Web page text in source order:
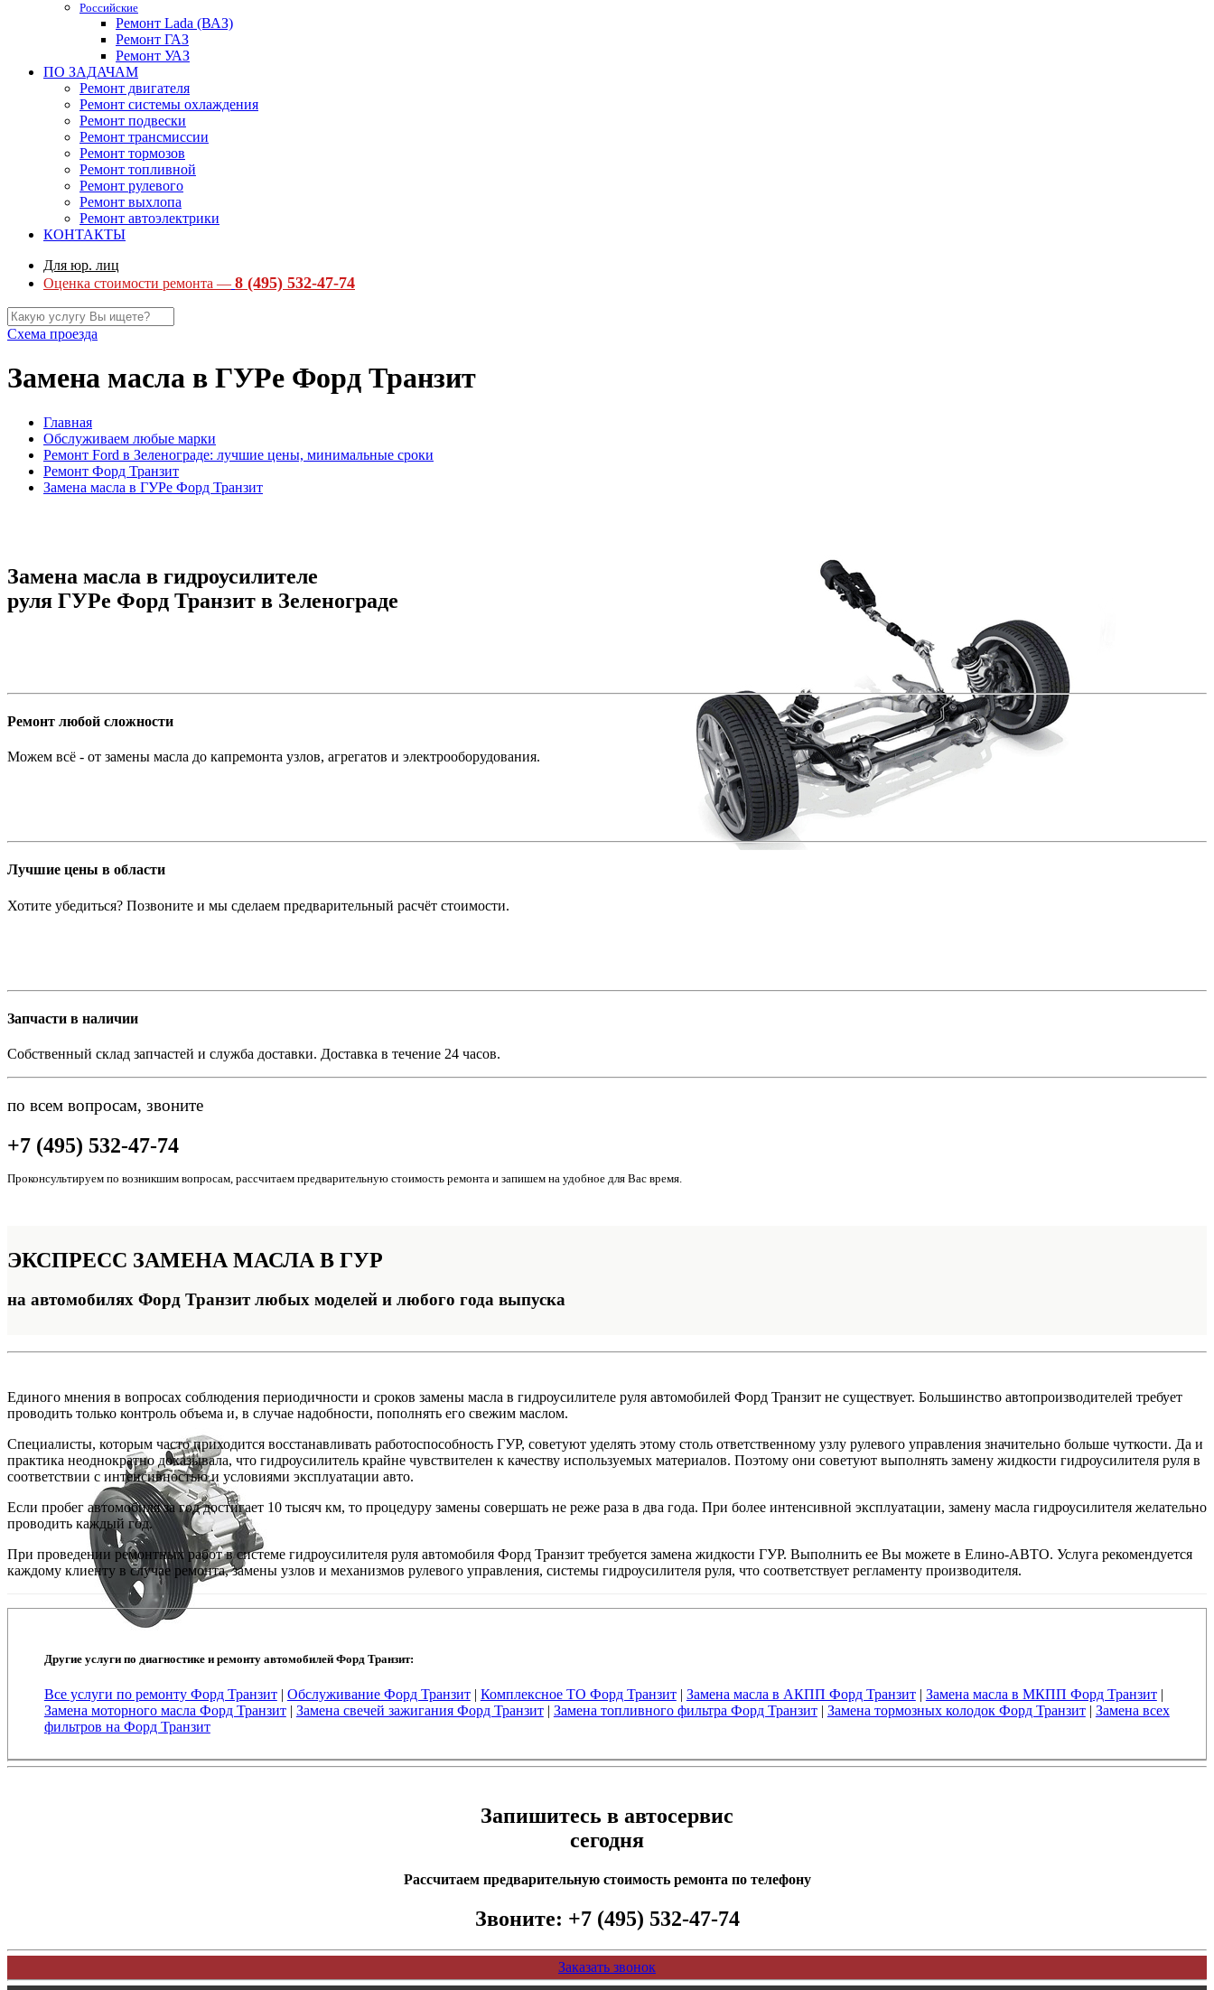
Российские
Ремонт Lada (ВАЗ)
Ремонт ГАЗ
Ремонт УАЗ
ПО ЗАДАЧАМ
Ремонт двигателя
Ремонт системы охлаждения
Ремонт подвески
Ремонт трансмиссии
Ремонт тормозов
Ремонт топливной
Ремонт рулевого
Ремонт выхлопа
Ремонт автоэлектрики
КОНТАКТЫ
Для юр. лиц
Оценка стоимости ремонта — 8 (495) 532-47-74
Схема проезда
Замена масла в ГУРе Форд Транзит
Главная
Обслуживаем любые марки
Ремонт Ford в Зеленограде: лучшие цены, минимальные сроки
Ремонт Форд Транзит
Замена масла в ГУРе Форд Транзит
Замена масла в гидроусилителе
руля ГУРе Форд Транзит в Зеленограде
Ремонт любой сложности
Можем всё - от замены масла до капремонта узлов, агрегатов и электрооборудования.
Лучшие цены в области
Хотите убедиться? Позвоните и мы сделаем предварительный расчёт стоимости.
Запчасти в наличии
Собственный склад запчастей и служба доставки. Доставка в течение 24 часов.
по всем вопросам, звоните
+7 (495) 532-47-74
Проконсультируем по возникшим вопросам, рассчитаем предварительную стоимость ремонта и запишем на удобное для Вас время.
ЭКСПРЕСС ЗАМЕНА МАСЛА В ГУР
на автомобилях Форд Транзит любых моделей и любого года выпуска
Единого мнения в вопросах соблюдения периодичности и сроков замены масла в гидроусилителе руля автомобилей Форд Транзит не существует. Большинство автопроизводителей требует
проводить только контроль объема и, в случае надобности, пополнять его свежим маслом.
Специалисты, которым часто приходится восстанавливать работоспособность ГУР, советуют уделять этому столь ответственному узлу рулевого управления значительно больше чуткости. Да и
практика неоднократно доказывала, что гидроусилитель крайне чувствителен к качеству используемых материалов. Поэтому они советуют выполнять замену жидкости гидроусилителя руля в
соответствии с интенсивностью и условиями эксплуатации авто.
Если пробег автомобиля за год достигает 10 тысяч км, то процедуру замены совершать не реже раза в два года. При более интенсивной эксплуатации, замену масла гидроусилителя желательно
проводить каждый год.
При проведении ремонтных работ в системе гидроусилителя руля автомобиля Форд Транзит требуется замена жидкости ГУР. Выполнить ее Вы можете в Елино-АВТО. Услуга рекомендуется
каждому клиенту в случае ремонта, замены узлов и механизмов рулевого управления, системы гидроусилителя руля, что соответствует регламенту производителя.
Другие услуги по диагностике и ремонту автомобилей Форд Транзит:
Все услуги по ремонту Форд Транзит| Обслуживание Форд Транзит| Комплексное ТО Форд Транзит| Замена масла в АКПП Форд Транзит| Замена масла в МКПП Форд Транзит|
Замена моторного масла Форд Транзит| Замена свечей зажигания Форд Транзит| Замена топливного фильтра Форд Транзит| Замена тормозных колодок Форд Транзит| Замена всех
фильтров на Форд Транзит
Запишитесь в автосервис
сегодня
Рассчитаем предварительную стоимость ремонта по телефону
Звоните: +7 (495) 532-47-74
Заказать звонок